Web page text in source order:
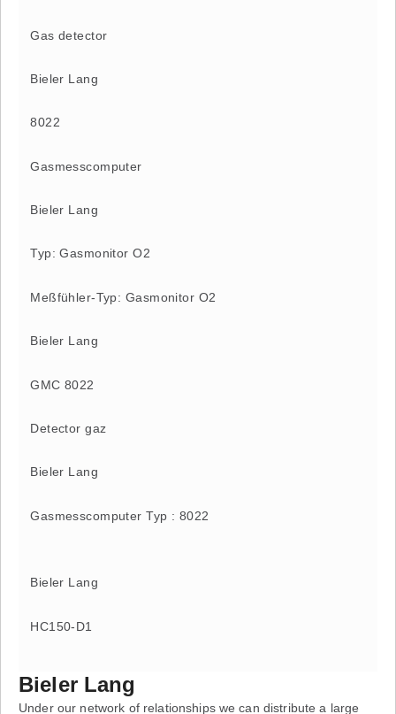
Gas detector
Bieler Lang
8022
Gasmesscomputer
Bieler Lang
Typ: Gasmonitor O2
Meßfühler-Typ: Gasmonitor O2
Bieler Lang
GMC 8022
Detector gaz
Bieler Lang
Gasmesscomputer Typ : 8022
Bieler Lang
HC150-D1
Bieler Lang
Under our network of relationships we can distribute a large